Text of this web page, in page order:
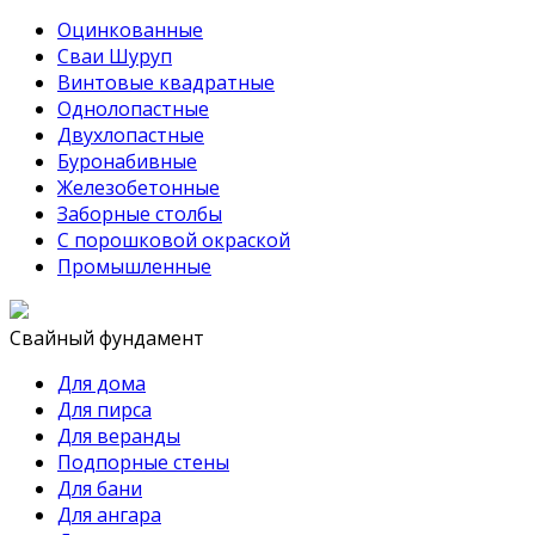
Оцинкованные
Сваи Шуруп
Винтовые квадратные
Однолопастные
Двухлопастные
Буронабивные
Железобетонные
Заборные столбы
С порошковой окраской
Промышленные
Свайный фундамент
Для дома
Для пирса
Для веранды
Подпорные стены
Для бани
Для ангара